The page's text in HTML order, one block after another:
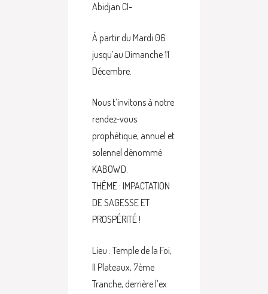
Abidjan CI-
À partir du Mardi 06
jusqu’au Dimanche 11
Décembre.
Nous t’invitons à notre
rendez-vous
prophétique, annuel et
solennel dénommé
KABOWD.
THÈME : IMPACTATION
DE SAGESSE ET
PROSPÉRITÉ !
Lieu : Temple de la Foi,
II Plateaux, 7ème
Tranche, derrière l’ex